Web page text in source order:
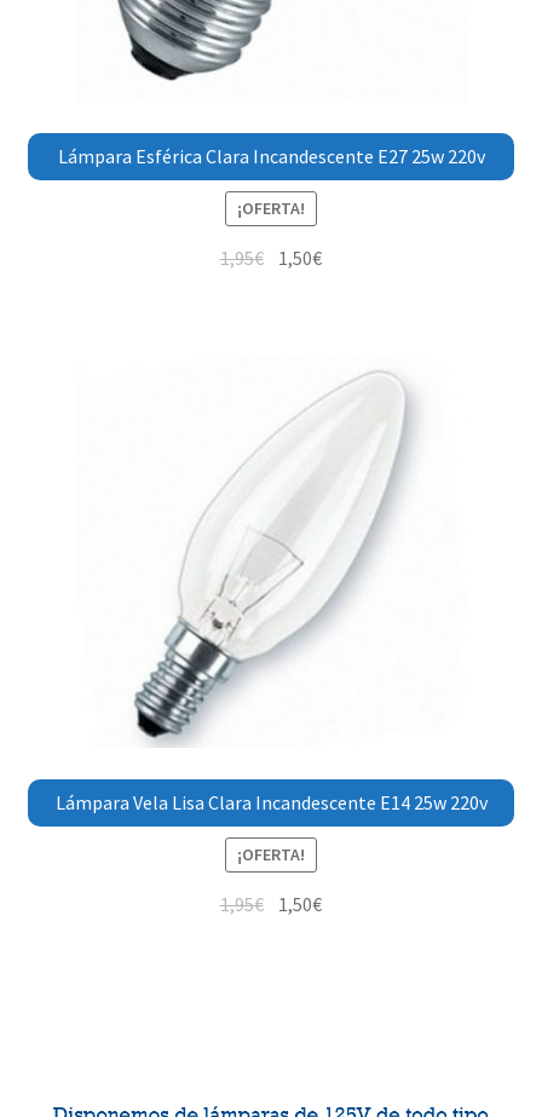
Lámpara Esférica Clara Incandescente E27 25w 220v
¡OFERTA!
1,95€ 1,50€
Lámpara Vela Lisa Clara Incandescente E14 25w 220v
¡OFERTA!
1,95€ 1,50€